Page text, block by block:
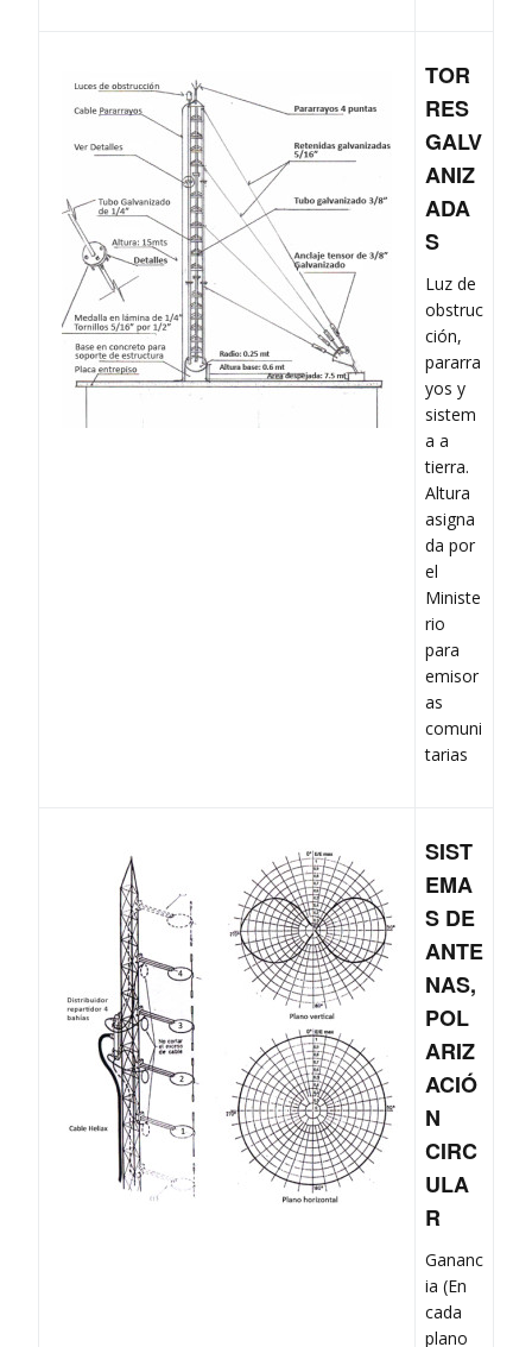
TOR
RES
GALV
ANIZ
ADA
S
Luz de
obstruc
ción,
pararra
yos y
sistem
a a
tierra.
Altura
asigna
da por
el
Ministe
rio
para
emisor
as
comuni
tarias
SIST
EMA
S DE
ANTE
NAS,
POL
ARIZ
ACIÓ
N
CIRC
ULA
R
Gananc
ia (En
cada
plano